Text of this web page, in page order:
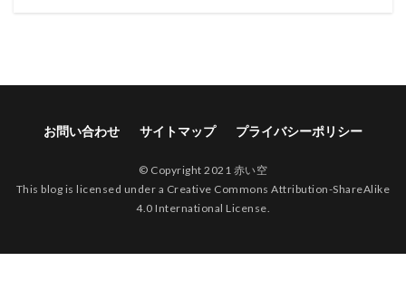
お問い合わせ サイトマップ プライバシーポリシー
© Copyright 2021 赤い空
This blog is licensed under a Creative Commons Attribution-ShareAlike
4.0 International License.